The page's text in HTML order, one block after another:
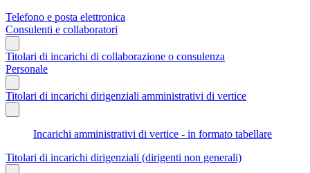
Telefono e posta elettronica
Consulenti e collaboratori
Titolari di incarichi di collaborazione o consulenza
Personale
Titolari di incarichi dirigenziali amministrativi di vertice
Incarichi amministrativi di vertice - in formato tabellare
Titolari di incarichi dirigenziali (dirigenti non generali)